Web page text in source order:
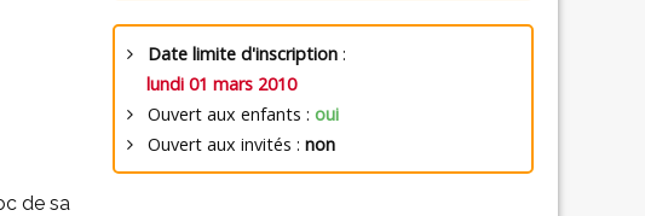
de sa
Date limite d'inscription:
lundi 01 mars 2010
Ouvert aux enfants : oui
Ouvert aux invités : non